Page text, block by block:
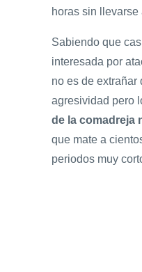
horas sin llevarse
Sabiendo que
interesada por
no es de extrañar
agresividad pero
de la comadreja
que mate a
periodos muy